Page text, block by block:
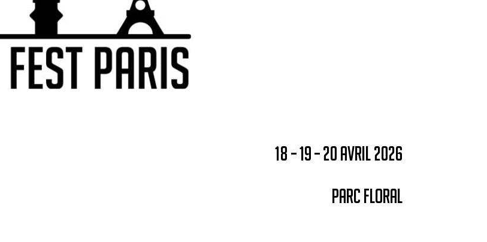
18 – 19 – 20 AVRIL 2026
PARC FLORAL